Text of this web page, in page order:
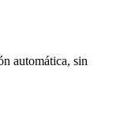
automática, sin